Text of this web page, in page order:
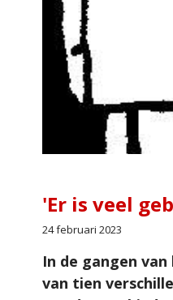
'Er is veel
24 februari 2023
In de gangen
van tien